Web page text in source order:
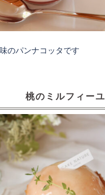
味のパンナコッタです
桃のミルフィーユ